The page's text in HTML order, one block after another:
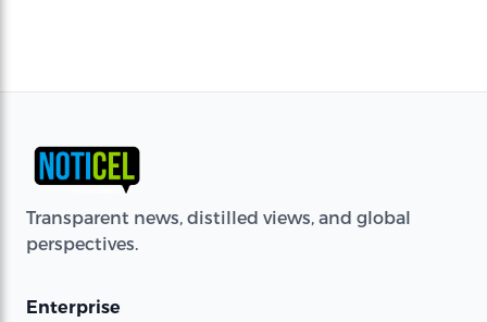
Transparent news, distilled views, and global
perspectives.
Enterprise